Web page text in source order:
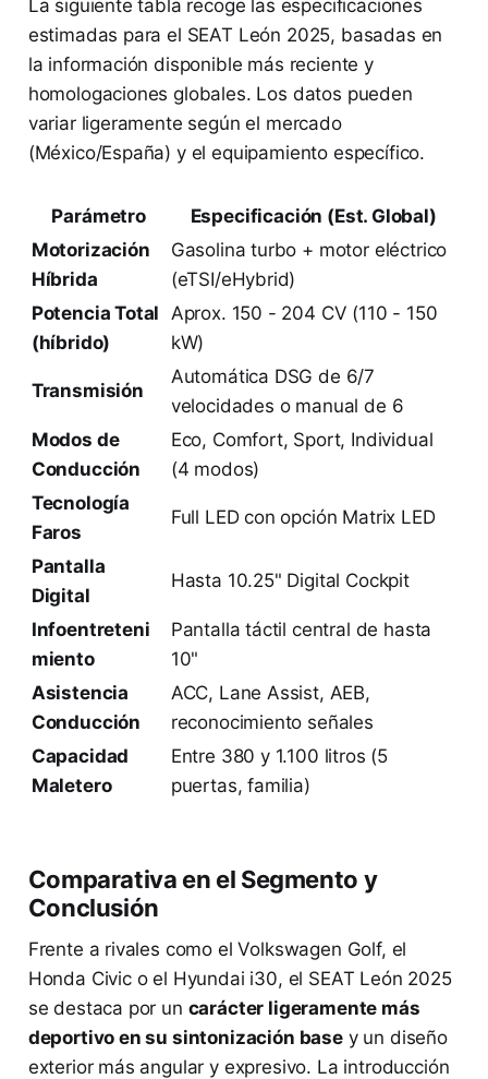
La siguiente tabla recoge las especificaciones
estimadas para el SEAT León 2025, basadas en
la información disponible más reciente y
homologaciones globales. Los datos pueden
variar ligeramente según el mercado
(México/España) y el equipamiento específico.
Parámetro
Especificación (Est. Global)
Motorización
Híbrida
Gasolina turbo + motor eléctrico
(eTSI/eHybrid)
Potencia Total
(híbrido)
Aprox. 150 - 204 CV (110 - 150
kW)
Transmisión
Automática DSG de 6/7
velocidades o manual de 6
Modos de
Conducción
Eco, Comfort, Sport, Individual
(4 modos)
Tecnología
Faros
Full LED con opción Matrix LED
Pantalla
Digital
Hasta 10.25" Digital Cockpit
Infoentreteni
miento
Pantalla táctil central de hasta
10"
Asistencia
Conducción
ACC, Lane Assist, AEB,
reconocimiento señales
Capacidad
Maletero
Entre 380 y 1.100 litros (5
puertas, familia)
Comparativa en el Segmento y
Conclusión
Frente a rivales como el Volkswagen Golf, el
Honda Civic o el Hyundai i30, el SEAT León 2025
se destaca por un carácter ligeramente más
deportivo en su sintonización basey un diseño
exterior más angular y expresivo. La introducción